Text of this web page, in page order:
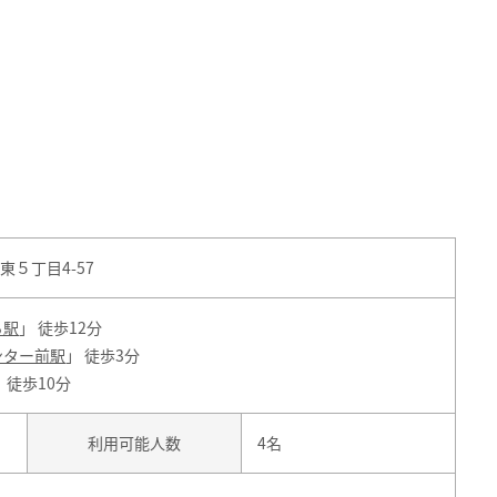
５丁目4-57
」 徒歩12分
ー前駅 」 徒歩3分
徒歩10分
利用可能人数 4名